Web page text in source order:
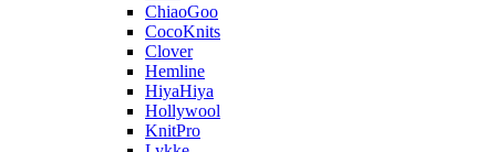
ChiaoGoo
CocoKnits
Clover
Hemline
HiyaHiya
Hollywool
KnitPro